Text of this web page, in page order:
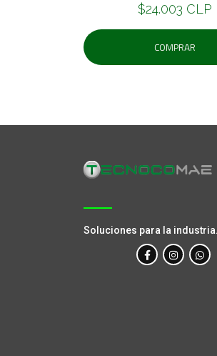
$24.003 CLP
COMPRAR
Soluciones para la industria.